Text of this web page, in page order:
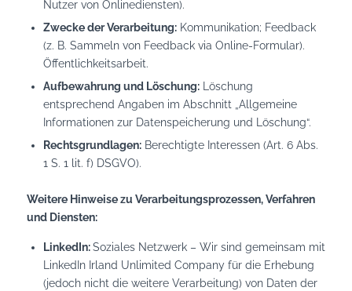
Nutzer von Onlinediensten).
Zwecke der Verarbeitung:Kommunikation; Feedback
(z. B. Sammeln von Feedback via Online-Formular).
Öffentlichkeitsarbeit.
Aufbewahrung und Löschung:Löschung
entsprechend Angaben im Abschnitt „Allgemeine
Informationen zur Datenspeicherung und Löschung“.
Rechtsgrundlagen:Berechtigte Interessen (Art. 6 Abs.
1 S. 1 lit. f) DSGVO).
Weitere Hinweise zu Verarbeitungsprozessen, Verfahren
und Diensten:
LinkedIn:Soziales Netzwerk – Wir sind gemeinsam mit
LinkedIn Irland Unlimited Company für die Erhebung
(jedoch nicht die weitere Verarbeitung) von Daten der